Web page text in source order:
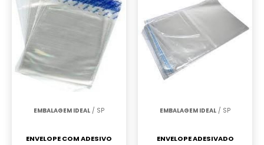
EMBALAGEM IDEAL / SP
ENVELOPE COM ADESIVO
EMBALAGEM IDEAL / SP
ENVELOPE ADESIVADO